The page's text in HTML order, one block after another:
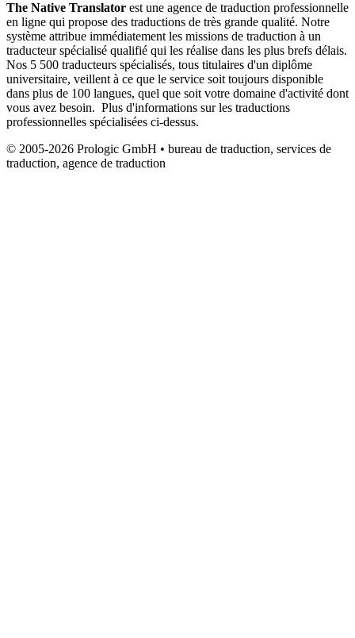
The Native Translator est une agence de traduction professionnelle
en ligne qui propose des traductions de très grande qualité. Notre
système attribue immédiatement les missions de traduction à un
traducteur spécialisé qualifié qui les réalise dans les plus brefs délais.
Nos 5 500 traducteurs spécialisés, tous titulaires d'un diplôme
universitaire, veillent à ce que le service soit toujours disponible
dans plus de 100 langues, quel que soit votre domaine d'activité dont
vous avez besoin. Plus d'informations sur les traductions
professionnelles spécialisées ci-dessus.
© 2005-2026 Prologic GmbH • bureau de traduction, services de
traduction, agence de traduction